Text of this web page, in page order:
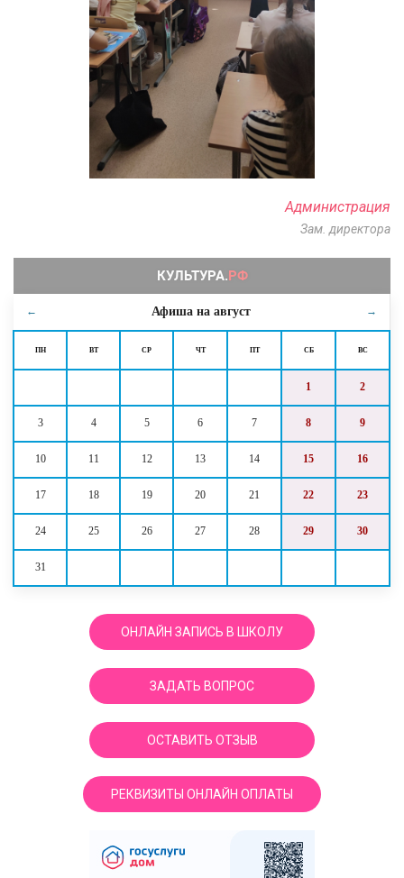
← Афиша на август →
ПН ВТ СР ЧТ ПТ СБ ВС
1 2
3 4 5 6 7 8 9
10 11 12 13 14 15 16
17 18 19 20 21 22 23
24 25 26 27 28 29 30
31
ОНЛАЙН ЗАПИСЬ В ШКОЛУ
ЗАДАТЬ ВОПРОС
ОСТАВИТЬ ОТЗЫВ
РЕКВИЗИТЫ ОНЛАЙН ОПЛАТЫ
Администрация
Зам. директора